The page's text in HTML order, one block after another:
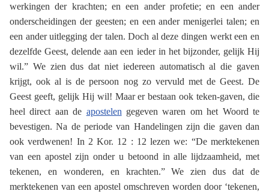
werkingen der krachten; en een ander profetie; en een ander
onderscheidingen der geesten; en een ander menigerlei talen; en
een ander uitlegging der talen. Doch al deze dingen werkt een en
dezelfde Geest, delende aan een ieder in het bijzonder, gelijk Hij
wil.” We zien dus dat niet iedereen automatisch al die gaven
krijgt, ook al is de persoon nog zo vervuld met de Geest. De
Geest geeft, gelijk Hij wil! Maar er bestaan ook teken-gaven, die
heel direct aan de apostelen gegeven waren om het Woord te
bevestigen. Na de periode van Handelingen zijn die gaven dan
ook verdwenen! In 2 Kor. 12 : 12 lezen we: “De merktekenen
van een apostel zijn onder u betoond in alle lijdzaamheid, met
tekenen, en wonderen, en krachten.” We zien dus dat de
merktekenen van een apostel omschreven worden door ‘tekenen,